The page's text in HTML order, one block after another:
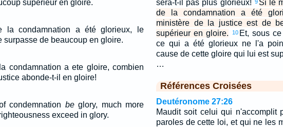
supérieur en gloire.
la condamnation a été glorieux, le
surpasse de beaucoup en gloire.
condamnation a ete gloire, combien
abonde-t-il en gloire!
condemnation beglory, much more
exceed in glory.
sera-t-il pas plus glorieux! 9 Si le
de la condamnation a été
ministère de la justice est de
supérieur en gloire.
10 Et, sous ce
ce qui a été glorieux ne l'a
cause de cette gloire qui lui est
…
Références Croisées
Deutéronome 27:26
Maudit soit celui qui n'accomplit
paroles de cette loi, et qui ne les